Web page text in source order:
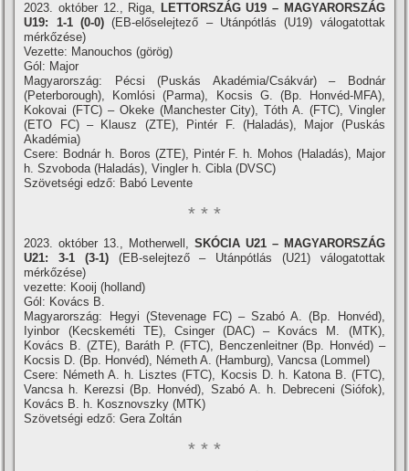
2023. október 12., Riga, LETTORSZÁG U19 – MAGYARORSZÁG
U19: 1-1 (0-0) (EB-előselejtező – Utánpótlás (U19) válogatottak
mérkőzése)
Vezette: Manouchos (görög)
Gól: Major
Magyarország: Pécsi (Puskás Akadémia/Csákvár) – Bodnár
(Peterborough), Komlósi (Parma), Kocsis G. (Bp. Honvéd-MFA),
Kokovai (FTC) – Okeke (Manchester City), Tóth A. (FTC), Vingler
(ETO FC) – Klausz (ZTE), Pintér F. (Haladás), Major (Puskás
Akadémia)
Csere: Bodnár h. Boros (ZTE), Pintér F. h. Mohos (Haladás), Major
h. Szvoboda (Haladás), Vingler h. Cibla (DVSC)
Szövetségi edző: Babó Levente
* * *
2023. október 13., Motherwell, SKÓCIA U21 – MAGYARORSZÁG
U21: 3-1 (3-1)(EB-selejtező – Utánpótlás (U21) válogatottak
mérkőzése)
vezette: Kooij (holland)
Gól: Kovács B.
Magyarország: Hegyi (Stevenage FC) – Szabó A. (Bp. Honvéd),
Iyinbor (Kecskeméti TE), Csinger (DAC) – Kovács M. (MTK),
Kovács B. (ZTE), Baráth P. (FTC), Benczenleitner (Bp. Honvéd) –
Kocsis D. (Bp. Honvéd), Németh A. (Hamburg), Vancsa (Lommel)
Csere: Németh A. h. Lisztes (FTC), Kocsis D. h. Katona B. (FTC),
Vancsa h. Kerezsi (Bp. Honvéd), Szabó A. h. Debreceni (Siófok),
Kovács B. h. Kosznovszky (MTK)
Szövetségi edző: Gera Zoltán
* * *